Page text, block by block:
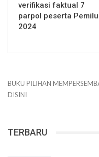
verifikasi faktual 7
parpol peserta Pemilu
2024
BUKU PILIHAN
DISINI
TERBARU